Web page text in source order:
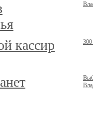
кассир
300